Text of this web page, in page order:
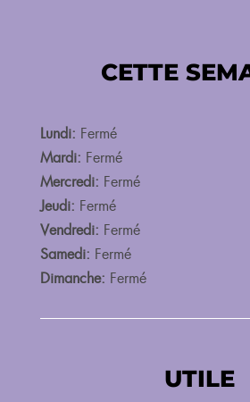
CETTE
Lundi: Fermé
Mardi: Fermé
Mercredi: Fermé
Jeudi: Fermé
Vendredi: Fermé
Samedi: Fermé
Dimanche: Fermé
UTILE